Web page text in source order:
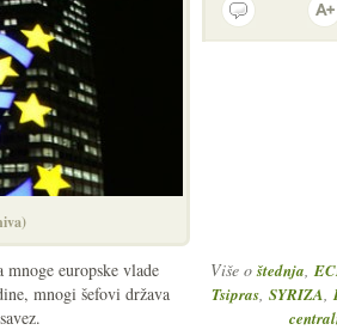
Više oštednja,
Tsipras, SYRIZA,
europske vlade
mnogi šefovi država